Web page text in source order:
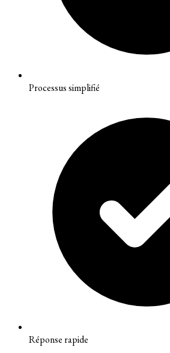
Processus simplifié
Réponse rapide